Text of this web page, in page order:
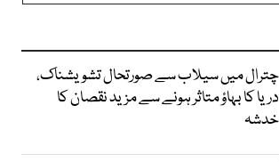
چترال میں سیلاب سے صورتحال تشویشناک،
دریا کا بہاؤ متاثر ہونے سے مزید نقصان کا
خدشہ